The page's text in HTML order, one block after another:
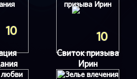
10 10
Свиток призыва
Ирин